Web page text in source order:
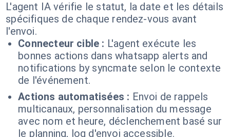
L'agent IA vérifie le statut, la date et les détails
spécifiques de chaque rendez-vous avant
l'envoi.
Connecteur cible : L'agent exécute les
bonnes actions dans whatsapp alerts and
notifications by syncmate selon le contexte
de l'événement.
Actions automatisées : Envoi de rappels
multicanaux, personnalisation du message
avec nom et heure, déclenchement basé sur
le planning, log d'envoi accessible.